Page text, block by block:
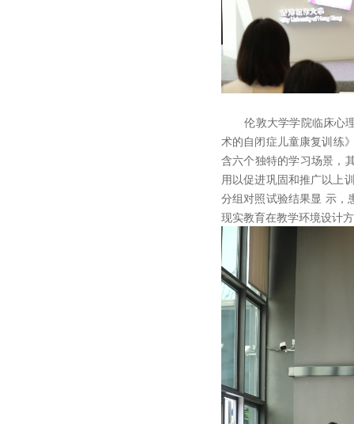
伦敦大学学院临床心理
术的自闭症儿童康复训练
含六个独特的学习场景，
用以促进巩固和推广以上
分组对照试验结果显 示，
现实教育在教学环境设计